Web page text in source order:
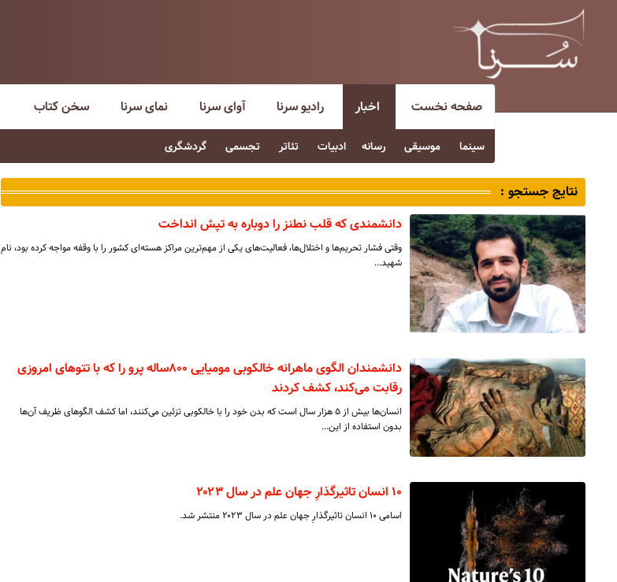
صفحه نخست اخبار
سینما موسیقی رسانه ادبیات تئاتر تجسمی گردشگری
رادیو سرنا آوای سرنا نمای سرنا سخن کتاب
نتایج جستجو :
دانشمندی که قلب نطنز را دوباره به تپش انداخت
وقتی فشار تحریم‌ها و اختلال‌ها، فعالیت‌های یکی از مهم‌ترین مراکز هسته‌ای کشور را با وقفه مواجه کرده بود، نام
شهید…
دانشمندان الگوی ماهرانه خالکوبی مومیایی ۸۰۰ساله پرو را که با تتوهای امروزی
رقابت می‌کند، کشف کردند
انسان‌ها بیش از ۵ هزار سال است که بدن خود را با خالکوبی تزئین می‌کنند، اما کشف الگوهای ظریف آن‌ها
بدون استفاده از این…
۱۰ انسان تاثیرگذارِ جهان علم در سال ۲۰۲۳
اسامی ۱۰ انسان تاثیرگذارِ جهان علم در سال ۲۰۲۳ منتشر شد.